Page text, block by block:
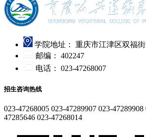
学院地址：
重庆市江津区双福
邮编：
402247
电话：
023-47268007
招生咨询热线
023-47268005 023-47289907 023-47289908
47285646 023-47268014